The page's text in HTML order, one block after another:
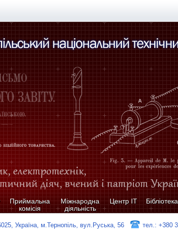
Приймальна
комісія
Міжнародна
діяльність
Центр ІТ Бібліотека
Україна, м.Тернопіль, вул.Руська, 56 тел.: +380